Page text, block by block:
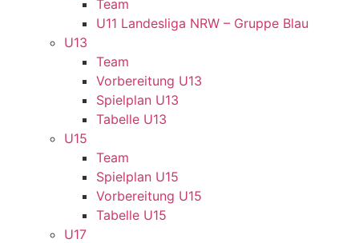
Team
U11 Landesliga NRW – Gruppe Blau
U13
Team
Vorbereitung U13
Spielplan U13
Tabelle U13
U15
Team
Spielplan U15
Vorbereitung U15
Tabelle U15
U17